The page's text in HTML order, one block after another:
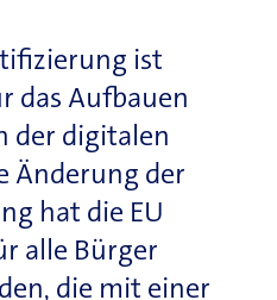
ist
das Aufbauen
der digitalen
Änderung der
hat die EU
alle Bürger
die mit einer